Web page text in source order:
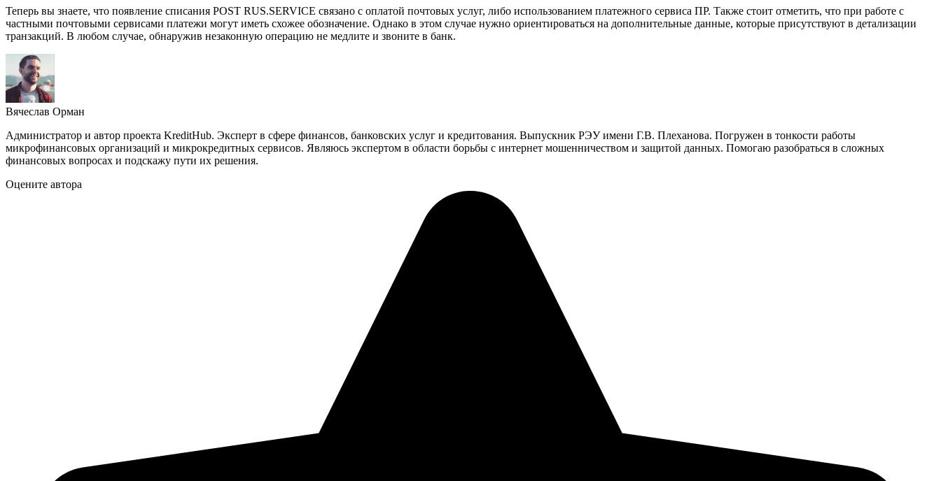
Теперь вы знаете, что появление списания POST RUS.SERVICE связано с оплатой почтовых услуг, либо использованием платежного сервиса ПР. Также стоит отметить, что при работе с
частными почтовыми сервисами платежи могут иметь схожее обозначение. Однако в этом случае нужно ориентироваться на дополнительные данные, которые присутствуют в детализации
транзакций. В любом случае, обнаружив незаконную операцию не медлите и звоните в банк.
Вячеслав Орман
Администратор и автор проекта KreditHub. Эксперт в сфере финансов, банковских услуг и кредитования. Выпускник РЭУ имени Г.В. Плеханова. Погружен в тонкости работы
микрофинансовых организаций и микрокредитных сервисов. Являюсь экспертом в области борьбы с интернет мошенничеством и защитой данных. Помогаю разобраться в сложных
финансовых вопросах и подскажу пути их решения.
Оцените автора